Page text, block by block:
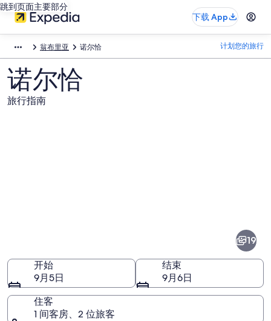
跳到页面主要部分
下载 App
翁布里亚 诺尔恰 计划您的旅行
诺尔恰
旅行指南
19
开始
9月5日
结束
9月6日
住客
1 间客房、2 位旅客